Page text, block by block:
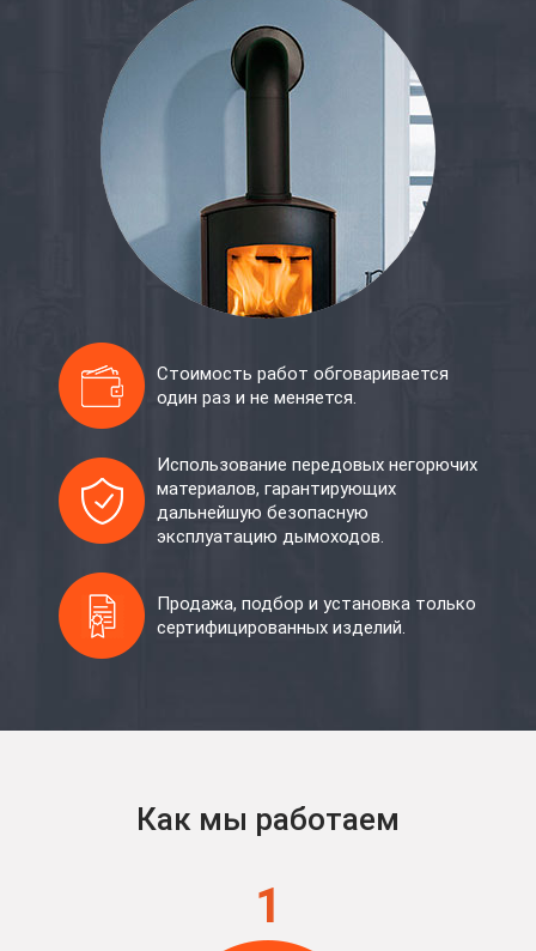
Стоимость работ обговаривается
один раз и не меняется.
Использование передовых негорючих
материалов, гарантирующих
дальнейшую безопасную
эксплуатацию дымоходов.
Продажа, подбор и установка только
сертифицированных изделий.
Как мы работаем
1